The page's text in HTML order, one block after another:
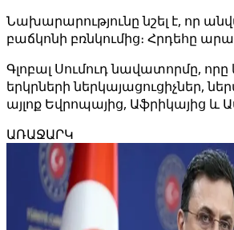
Նախարարությունը նշել է, որ
բաճկոնի բռնկումից։ Հրդեհը
Գլոբալ Սումուդ նավատորմը,
երկրների ներկայացուցիչներ,
այլոք Եվրոպայից, Աֆրիկայից և
ԱՌԱՋԱՐԿ